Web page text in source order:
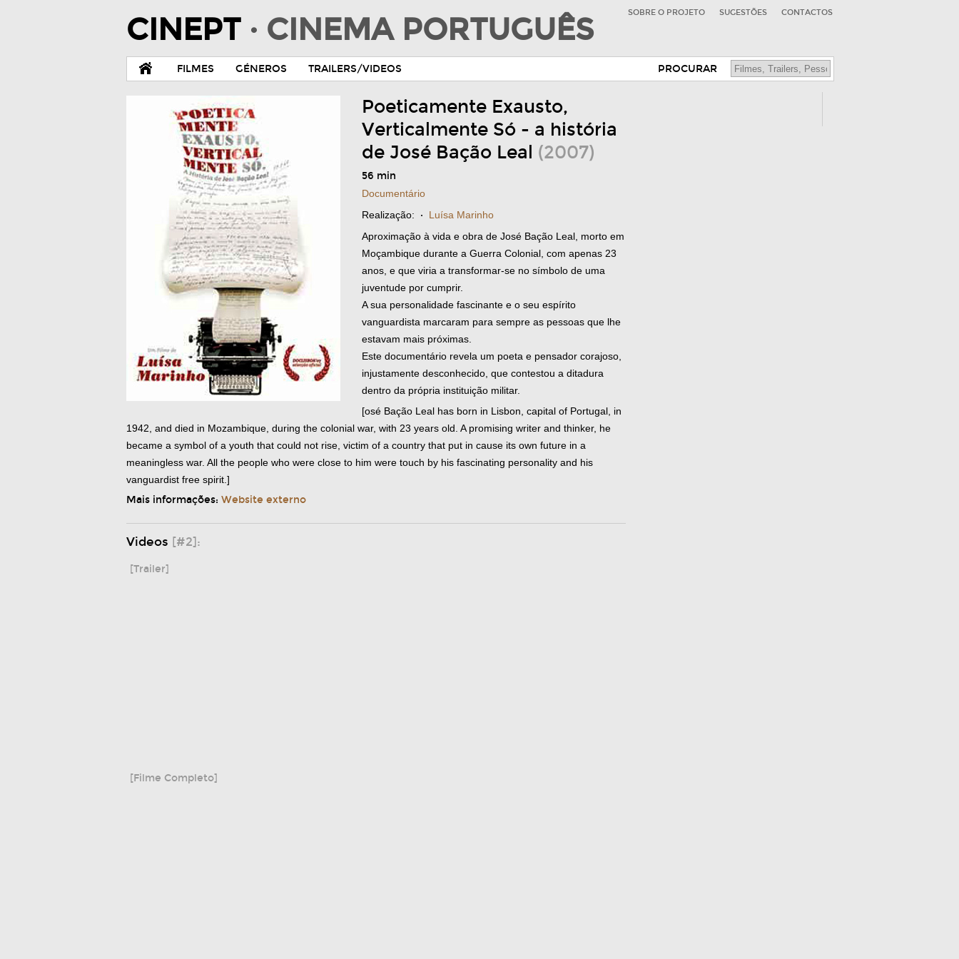
CINEPT · CINEMA PORTUGUÊS SOBRE O PROJETO SUGESTÕES CONTACTOS
FILMES GÉNEROS TRAILERS/VIDEOS PROCURAR
Poeticamente Exausto,
Verticalmente Só - a história
de José Bação Leal (2007)
56 min
Documentário
Realização: · Luísa Marinho
Aproximação à vida e obra de José Bação Leal, morto em
Moçambique durante a Guerra Colonial, com apenas 23
anos, e que viria a transformar-se no símbolo de uma
juventude por cumprir.
A sua personalidade fascinante e o seu espírito
vanguardista marcaram para sempre as pessoas que lhe
estavam mais próximas.
Este documentário revela um poeta e pensador corajoso,
injustamente desconhecido, que contestou a ditadura
dentro da própria instituição militar.
[osé Bação Leal has born in Lisbon, capital of Portugal, in
1942, and died in Mozambique, during the colonial war, with 23 years old. A promising writer and thinker, he
became a symbol of a youth that could not rise, victim of a country that put in cause its own future in a
meaningless war. All the people who were close to him were touch by his fascinating personality and his
vanguardist free spirit.]
Mais informações: Website externo
Videos [#2]:
[Trailer]
[Filme Completo]